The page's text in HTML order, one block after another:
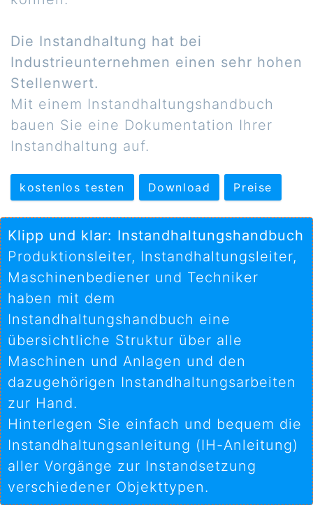
Die Instandhaltung hat bei
Industrieunternehmen einen sehr hohen
Stellenwert.
Mit einem Instandhaltungshandbuch
bauen Sie eine Dokumentation Ihrer
Instandhaltung auf.
kostenlos testen Download Preise
Klipp und klar: Instandhaltungshandbuch
Produktionsleiter, Instandhaltungsleiter,
Maschinenbediener und Techniker
haben mit dem
Instandhaltungshandbuch eine
übersichtliche Struktur über alle
Maschinen und Anlagen und den
dazugehörigen Instandhaltungsarbeiten
zur Hand.
Hinterlegen Sie einfach und bequem die
Instandhaltungsanleitung (IH-Anleitung)
aller Vorgänge zur Instandsetzung
verschiedener Objekttypen.